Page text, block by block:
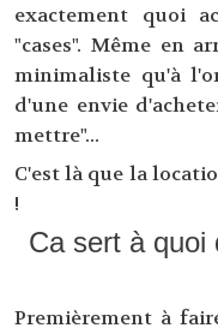
exactement quoi
"cases". Même en
minimaliste qu'à
d'une envie
mettre"...
C'est là que la
!
Ca sert à quoi
Premièrement à